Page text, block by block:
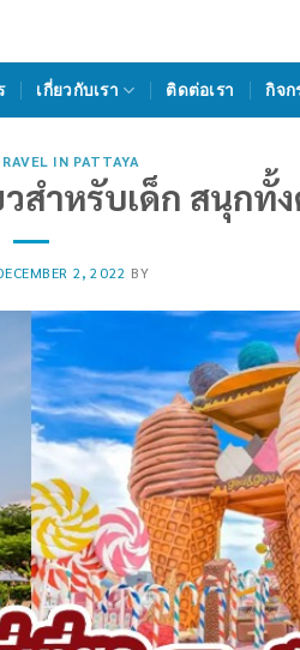
เกี่ยวกับเรา ติดต่อเรา กิจก
IN PATTAYA
สำหรับเด็ก สนุกทั้
2, 2022 BY